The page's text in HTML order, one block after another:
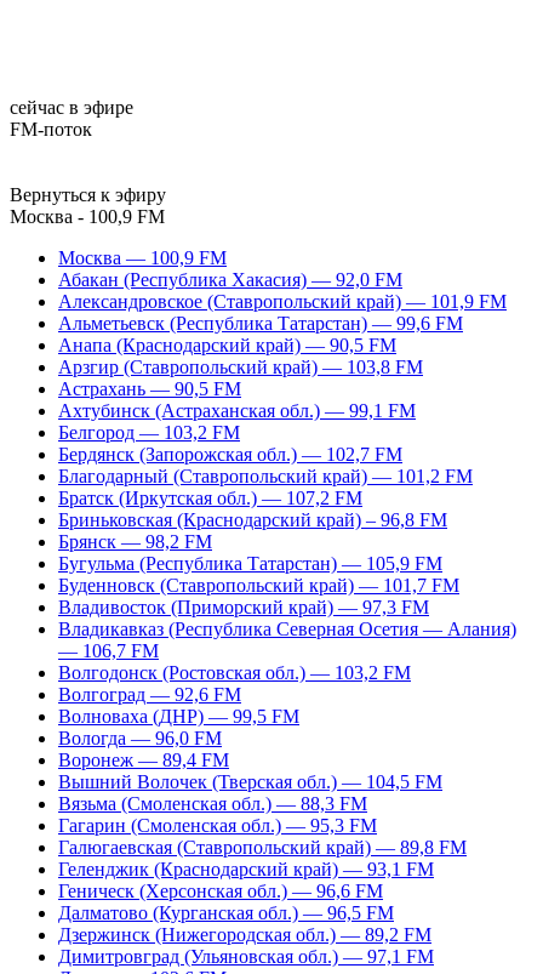
сейчас в эфире
FM-поток
Вернуться к эфиру
Москва - 100,9 FM
Москва — 100,9 FM
Абакан (Республика Хакасия) — 92,0 FM
Александровское (Ставропольский край) — 101,9 FM
Альметьевск (Республика Татарстан) — 99,6 FM
Анапа (Краснодарский край) — 90,5 FM
Арзгир (Ставропольский край) — 103,8 FM
Астрахань — 90,5 FM
Ахтубинск (Астраханская обл.) — 99,1 FM
Белгород — 103,2 FM
Бердянск (Запорожская обл.) — 102,7 FM
Благодарный (Ставропольский край) — 101,2 FM
Братск (Иркутская обл.) — 107,2 FM
Бриньковская (Краснодарский край) – 96,8 FM
Брянск — 98,2 FM
Бугульма (Республика Татарстан) — 105,9 FM
Буденновск (Ставропольский край) — 101,7 FM
Владивосток (Приморский край) — 97,3 FM
Владикавказ (Республика Северная Осетия — Алания)
— 106,7 FM
Волгодонск (Ростовская обл.) — 103,2 FM
Волгоград — 92,6 FM
Волноваха (ДНР) — 99,5 FM
Вологда — 96,0 FM
Воронеж — 89,4 FM
Вышний Волочек (Тверская обл.) — 104,5 FM
Вязьма (Смоленская обл.) — 88,3 FM
Гагарин (Смоленская обл.) — 95,3 FM
Галюгаевская (Ставропольский край) — 89,8 FM
Геленджик (Краснодарский край) — 93,1 FM
Геническ (Херсонская обл.) — 96,6 FM
Далматово (Курганская обл.) — 96,5 FM
Дзержинск (Нижегородская обл.) — 89,2 FM
Димитровград (Ульяновская обл.) — 97,1 FM